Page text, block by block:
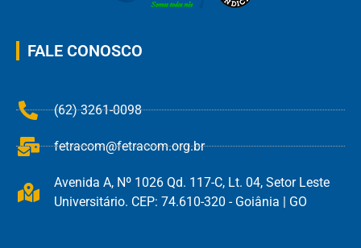
FALE CONOSCO
(62) 3261-0098
fetracom@fetracom.org.br
Avenida A, Nº 1026 Qd. 117-C, Lt. 04, Setor Leste
Universitário. CEP: 74.610-320 - Goiânia | GO